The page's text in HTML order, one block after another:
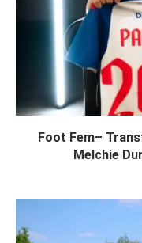
Foot Fem–
Melchie